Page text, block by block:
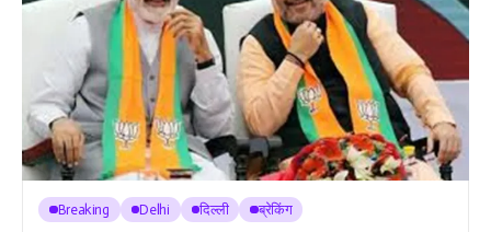
Breaking Delhi दिल्ली ब्रेकिंग